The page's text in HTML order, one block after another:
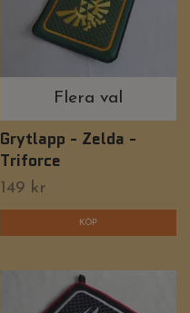
Flera val
Grytlapp - Zelda -
Triforce
149 kr
KÖP